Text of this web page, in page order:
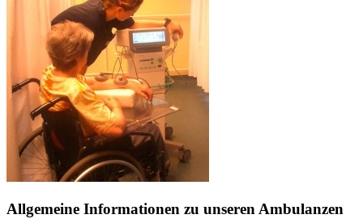
Allgemeine Informationen zu unseren Ambulanzen